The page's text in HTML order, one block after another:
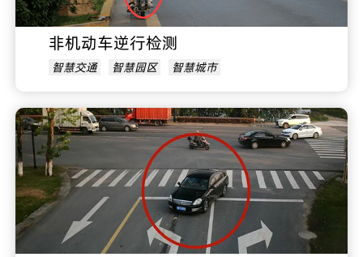
非机动车逆行检测
智慧交通 智慧园区 智慧城市